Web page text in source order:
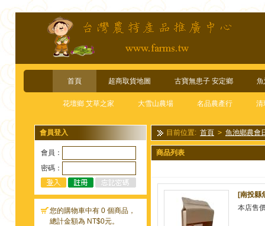
首頁 超商取貨地圖 古寶無患子 安定鄉
花壇鄉 艾草之家 大雪山農場 名品農產行 清
會員登入
會員：
密碼：
您的購物車中有 0 個商品，
總計金額為 NT$0元。
目前位置: 首頁 > 魚池鄉農會
商品列表
[南投縣
本店售